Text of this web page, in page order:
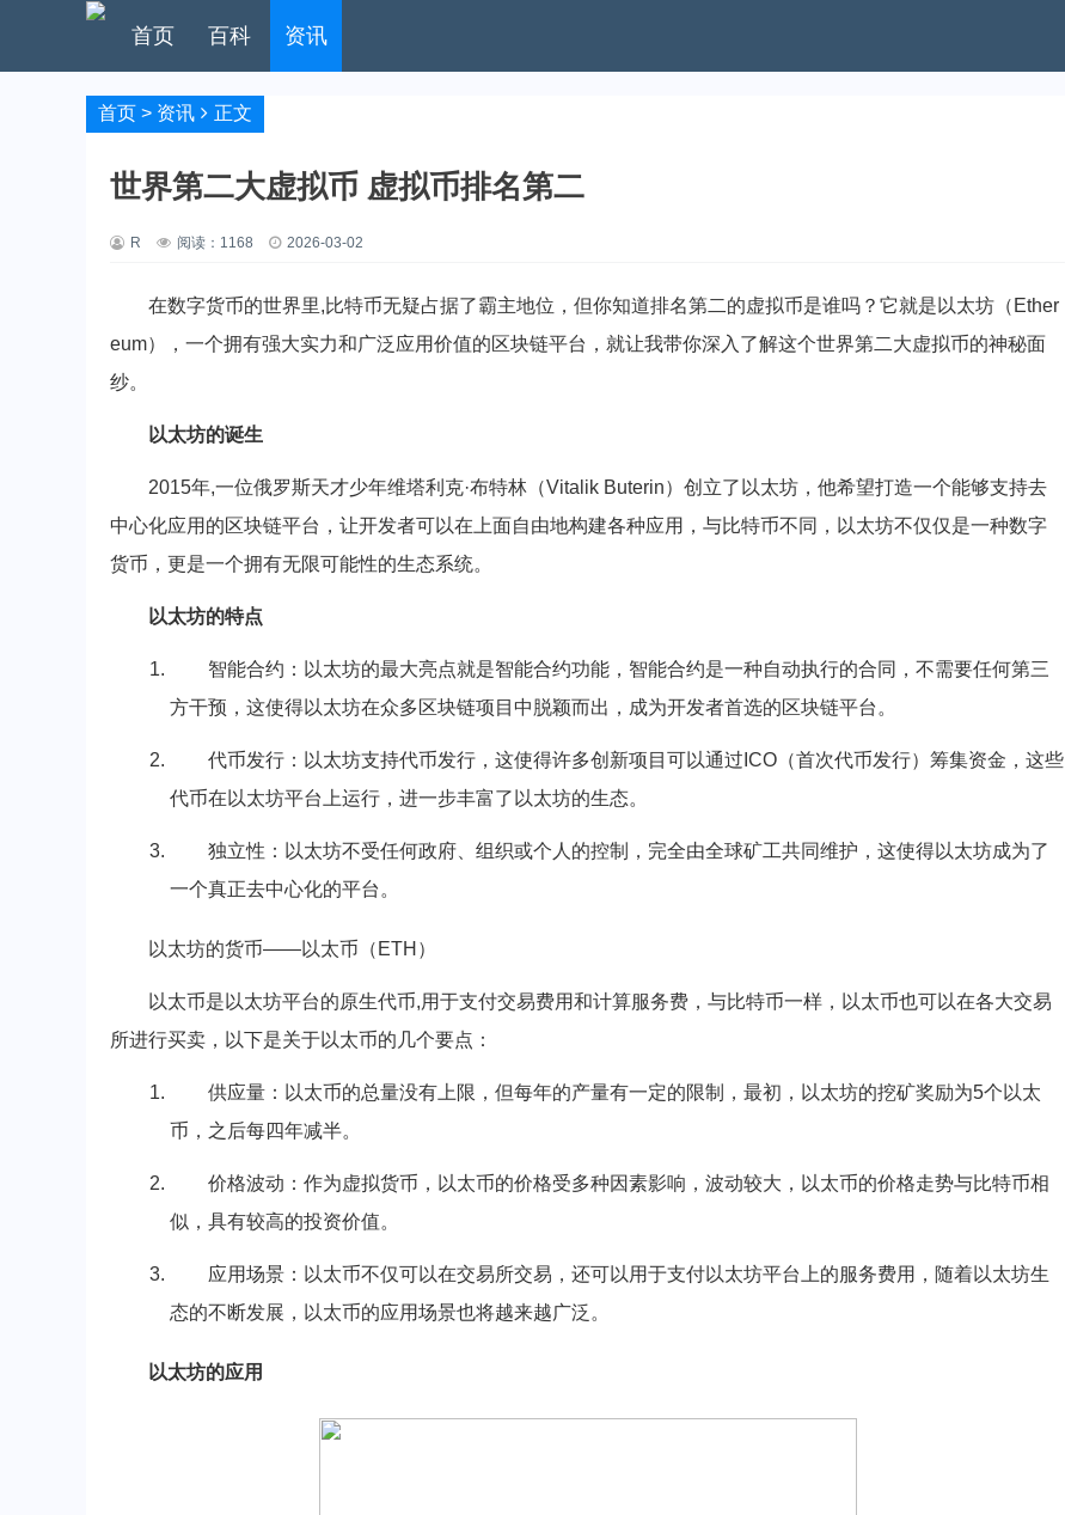
首页 百科 资讯
首页 > 资讯 正文
世界第二大虚拟币 虚拟币排名第二
R 阅读： 1168 2026-03-02
在数字货币的世界里,比特币无疑占据了霸主地位，但你知道排名第二的虚拟币是谁吗？它就是以太坊（Ether
eum），一个拥有强大实力和广泛应用价值的区块链平台，就让我带你深入了解这个世界第二大虚拟币的神秘面
纱。
以太坊的诞生
2015年,一位俄罗斯天才少年维塔利克·布特林（Vitalik Buterin）创立了以太坊，他希望打造一个能够支持去
中心化应用的区块链平台，让开发者可以在上面自由地构建各种应用，与比特币不同，以太坊不仅仅是一种数字
货币，更是一个拥有无限可能性的生态系统。
以太坊的特点
智能合约：以太坊的最大亮点就是智能合约功能，智能合约是一种自动执行的合同，不需要任何第三
方干预，这使得以太坊在众多区块链项目中脱颖而出，成为开发者首选的区块链平台。
代币发行：以太坊支持代币发行，这使得许多创新项目可以通过ICO（首次代币发行）筹集资金，这些
代币在以太坊平台上运行，进一步丰富了以太坊的生态。
独立性：以太坊不受任何政府、组织或个人的控制，完全由全球矿工共同维护，这使得以太坊成为了
一个真正去中心化的平台。
以太坊的货币——以太币（ETH）
以太币是以太坊平台的原生代币,用于支付交易费用和计算服务费，与比特币一样，以太币也可以在各大交易
所进行买卖，以下是关于以太币的几个要点：
供应量：以太币的总量没有上限，但每年的产量有一定的限制，最初，以太坊的挖矿奖励为5个以太
币，之后每四年减半。
价格波动：作为虚拟货币，以太币的价格受多种因素影响，波动较大，以太币的价格走势与比特币相
似，具有较高的投资价值。
应用场景：以太币不仅可以在交易所交易，还可以用于支付以太坊平台上的服务费用，随着以太坊生
态的不断发展，以太币的应用场景也将越来越广泛。
以太坊的应用